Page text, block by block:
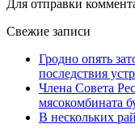
Для отправки
Свежие записи
Гродно опять
последствия
Члена Совета
мясокомбината
В нескольких